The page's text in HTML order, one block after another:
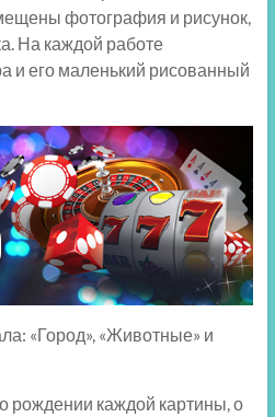
фотография и рисунок,
На каждой работе
и его маленький рисованный
«Город», «Животные» и
рождении каждой картины, о